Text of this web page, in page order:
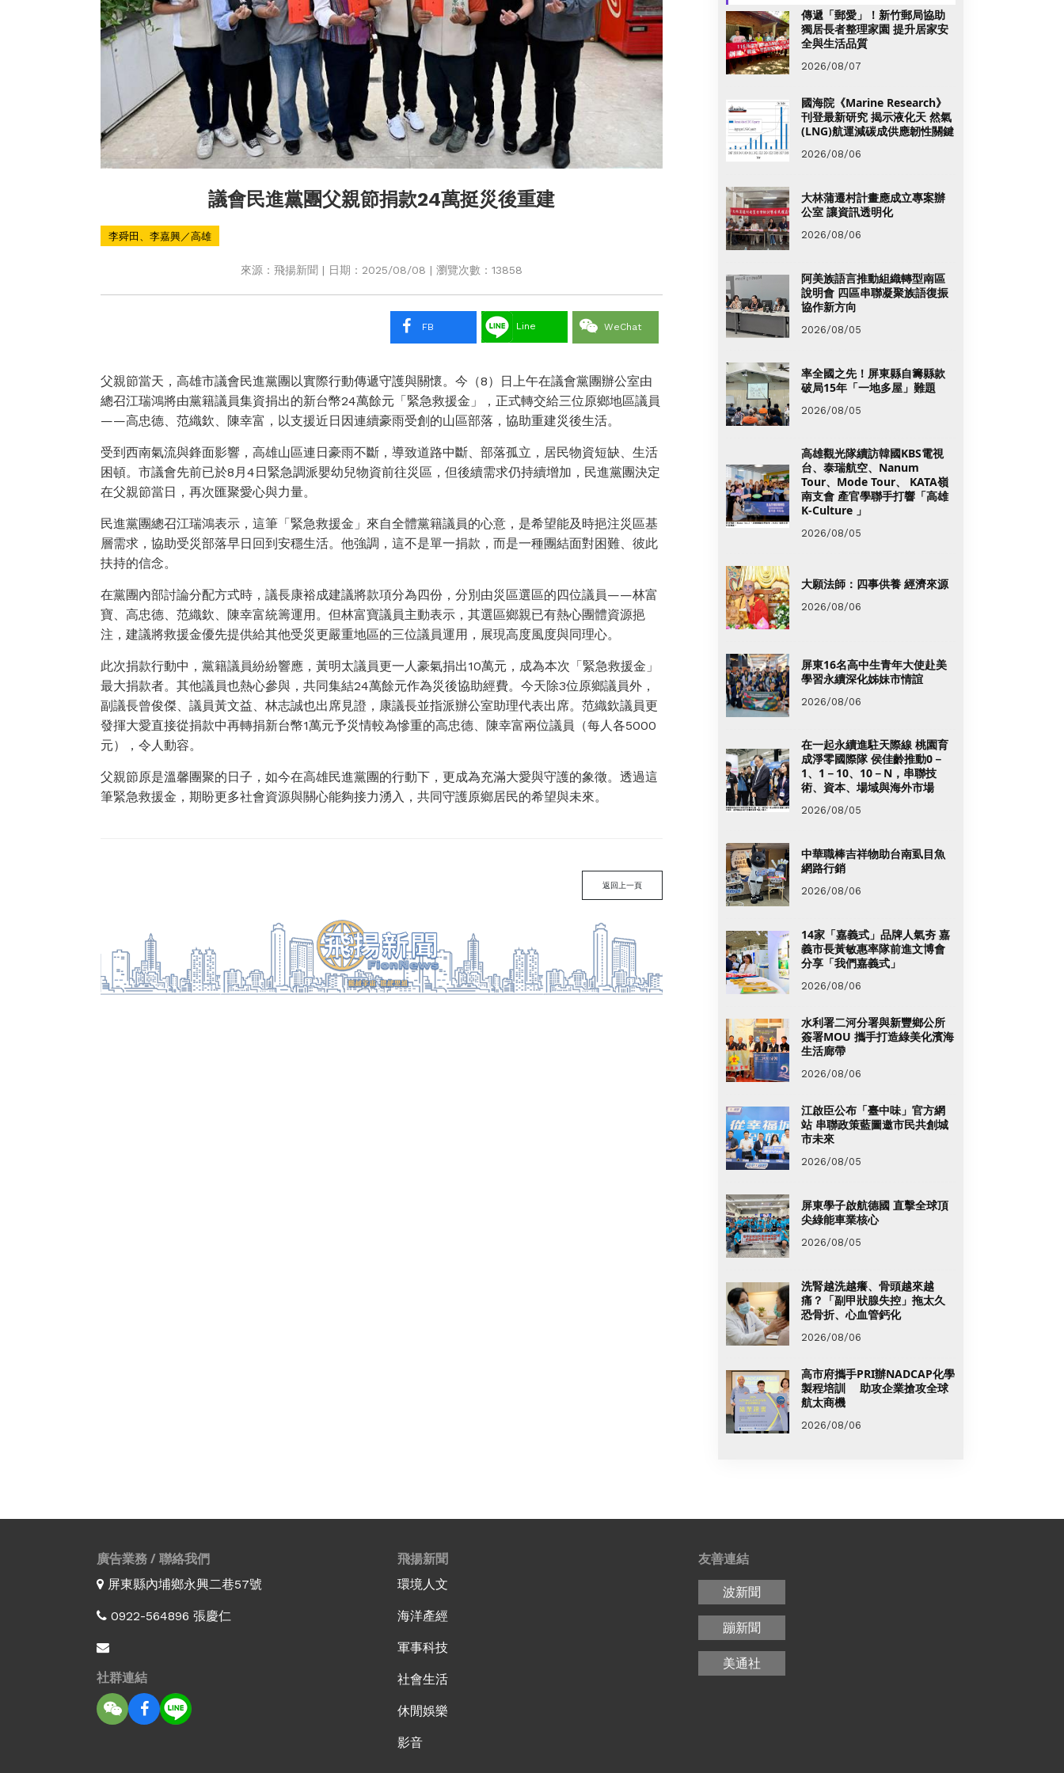
議會民進黨團父親節捐款24萬挺災後重建
李舜田、李嘉興／高雄
來源：飛揚新聞 | 日期：2025/08/08 | 瀏覽次數：13858
FB Line WeChat
父親節當天，高雄市議會民進黨團以實際行動傳遞守護與關懷。今（8）日上午在議會黨團辦公室由
總召江瑞鴻將由黨籍議員集資捐出的新台幣24萬餘元「緊急救援金」，正式轉交給三位原鄉地區議員
——高忠德、范織欽、陳幸富，以支援近日因連續豪雨受創的山區部落，協助重建災後生活。
受到西南氣流與鋒面影響，高雄山區連日豪雨不斷，導致道路中斷、部落孤立，居民物資短缺、生活
困頓。市議會先前已於8月4日緊急調派嬰幼兒物資前往災區，但後續需求仍持續增加，民進黨團決定
在父親節當日，再次匯聚愛心與力量。
民進黨團總召江瑞鴻表示，這筆「緊急救援金」來自全體黨籍議員的心意，是希望能及時挹注災區基
層需求，協助受災部落早日回到安穩生活。他強調，這不是單一捐款，而是一種團結面對困難、彼此
扶持的信念。
在黨團內部討論分配方式時，議長康裕成建議將款項分為四份，分別由災區選區的四位議員——林富
寶、高忠德、范織欽、陳幸富統籌運用。但林富寶議員主動表示，其選區鄉親已有熱心團體資源挹
注，建議將救援金優先提供給其他受災更嚴重地區的三位議員運用，展現高度風度與同理心。
此次捐款行動中，黨籍議員紛紛響應，黃明太議員更一人豪氣捐出10萬元，成為本次「緊急救援金」
最大捐款者。其他議員也熱心參與，共同集結24萬餘元作為災後協助經費。今天除3位原鄉議員外，
副議長曾俊傑、議員黃文益、林志誠也出席見證，康議長並指派辦公室助理代表出席。范織欽議員更
發揮大愛直接從捐款中再轉捐新台幣1萬元予災情較為慘重的高忠德、陳幸富兩位議員（每人各5000
元），令人動容。
父親節原是溫馨團聚的日子，如今在高雄民進黨團的行動下，更成為充滿大愛與守護的象徵。透過這
筆緊急救援金，期盼更多社會資源與關心能夠接力湧入，共同守護原鄉居民的希望與未來。
返回上一頁
傳遞「郵愛」！新竹郵局協助
獨居長者整理家園 提升居家安
全與生活品質
2026/08/07
國海院《Marine Research》
刊登最新研究 揭示液化天 然氣
(LNG)航運減碳成供應韌性關鍵
2026/08/06
大林蒲遷村計畫應成立專案辦
公室 讓資訊透明化
2026/08/06
阿美族語言推動組織轉型南區
說明會 四區串聯凝聚族語復振
協作新方向
2026/08/05
率全國之先！屏東縣自籌縣款
破局15年「一地多屋」難題
2026/08/05
高雄觀光隊續訪韓國KBS電視
台、泰瑞航空、Nanum
Tour、Mode Tour、 KATA嶺
南支會 產官學聯手打響「高雄
K-Culture 」
2026/08/05
大願法師：四事供養 經濟來源
2026/08/06
屏東16名高中生青年大使赴美
學習永續深化姊妹市情誼
2026/08/06
在一起永續進駐天際線 桃園育
成淨零國際隊 侯佳齡推動0－
1、1－10、10－N，串聯技
術、資本、場域與海外市場
2026/08/05
中華職棒吉祥物助台南虱目魚
網路行銷
2026/08/06
14家「嘉義式」品牌人氣夯 嘉
義市長黃敏惠率隊前進文博會
分享「我們嘉義式」
2026/08/06
水利署二河分署與新豐鄉公所
簽署MOU 攜手打造綠美化濱海
生活廊帶
2026/08/06
江啟臣公布「臺中味」官方網
站 串聯政策藍圖邀市民共創城
市未來
2026/08/05
屏東學子啟航德國 直擊全球頂
尖綠能車業核心
2026/08/05
洗腎越洗越癢、骨頭越來越
痛？「副甲狀腺失控」拖太久
恐骨折、心血管鈣化
2026/08/06
高市府攜手PRI辦NADCAP化學
製程培訓 助攻企業搶攻全球
航太商機
2026/08/06
廣告業務 / 聯絡我們
屏東縣內埔鄉永興二巷57號
0922-564896 張慶仁
社群連結
飛揚新聞
環境人文
海洋產經
軍事科技
社會生活
休閒娛樂
影音
友善連結
波新聞
蹦新聞
美通社